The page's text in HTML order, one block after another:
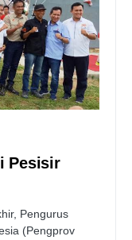
Pesisir
Pengurus
(Pengprov